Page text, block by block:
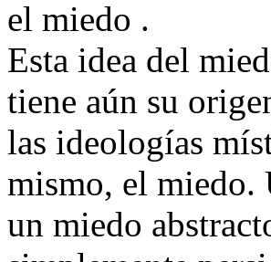
el miedo .
Esta idea del
tiene aún su
las ideologías
mismo, el miedo.
un miedo